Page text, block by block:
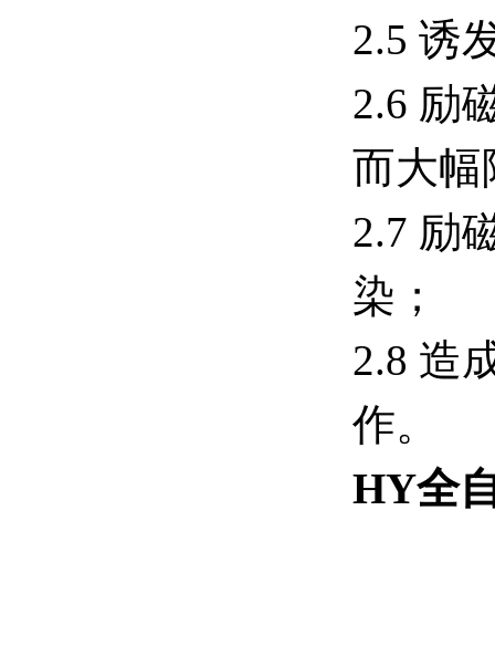
2.5 诱
2.6 励
而大幅
2.7 励
染；
2.8 造
作。
HY全